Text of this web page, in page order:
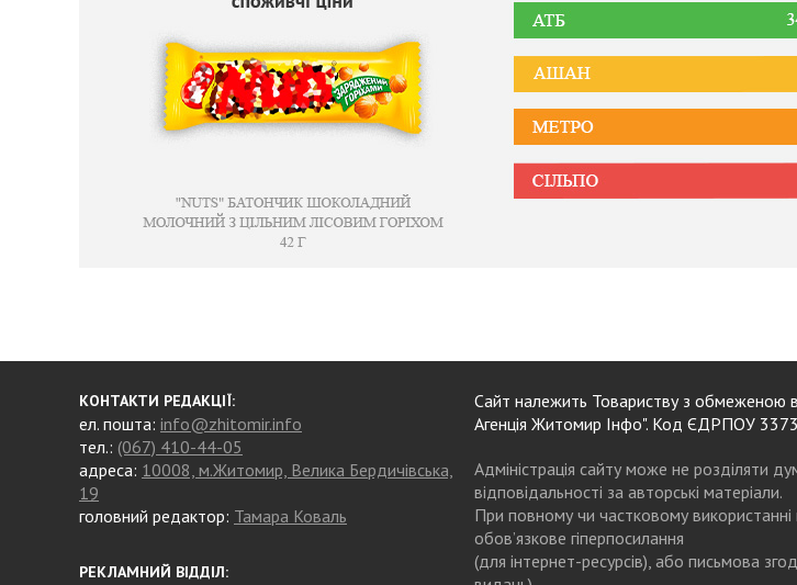
КОНТАКТИ РЕДАКЦІЇ:
ел. пошта: info@zhitomir.info
тел.: (067) 410-44-05
адреса: 10008, м.Житомир, Велика Бердичівська,
19
головний редактор: Тамара Коваль
РЕКЛАМНИЙ ВІДДІЛ:
Сайт належить Товариству з обмеженою
Агенція Житомир Інфо". Код ЄДРПОУ
Адміністрація сайту може не розділяти
відповідальності за авторські матеріали.
При повному чи частковому
обов’язкове гіперпосилання
(для інтернет-ресурсів), або письмова